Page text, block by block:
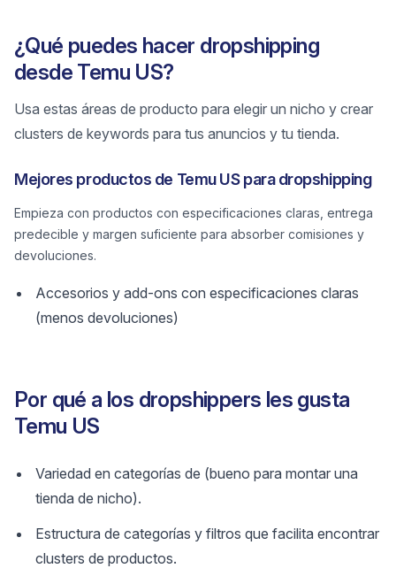
¿Qué puedes hacer dropshipping
desde Temu US?
Usa estas áreas de producto para elegir un nicho y crear
clusters de keywords para tus anuncios y tu tienda.
Mejores productos de Temu US para dropshipping
Empieza con productos con especificaciones claras, entrega
predecible y margen suficiente para absorber comisiones y
devoluciones.
Accesorios y add-ons con especificaciones claras
(menos devoluciones)
Por qué a los dropshippers les gusta
Temu US
Variedad en categorías de (bueno para montar una
tienda de nicho).
Estructura de categorías y filtros que facilita encontrar
clusters de productos.